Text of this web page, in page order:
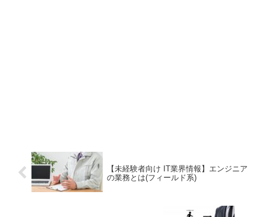
【未経験者向け IT業界情報】エンジニア
の業務とは(フィールド系)